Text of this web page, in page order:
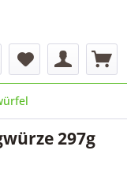
297g